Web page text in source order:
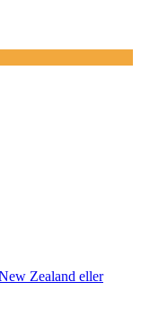
Zealand eller